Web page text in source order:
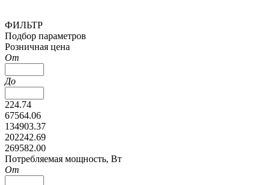
ФИЛЬТР
Подбор параметров
Розничная цена
От
До
224.74
67564.06
134903.37
202242.69
269582.00
Потребляемая мощность, Вт
От